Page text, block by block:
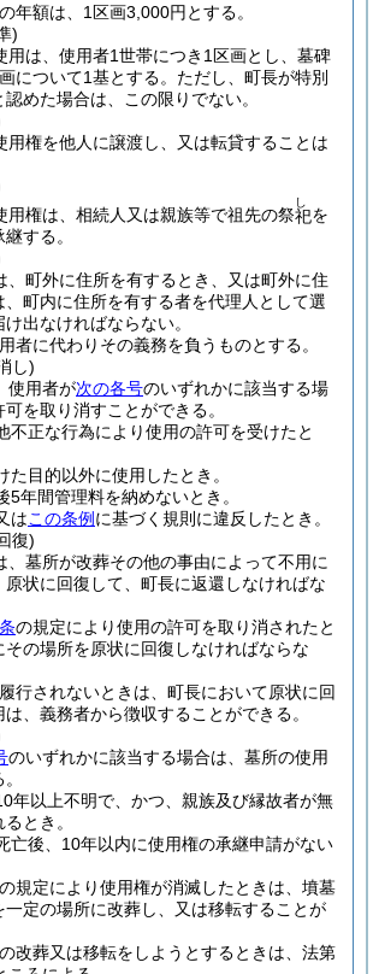
年額は、1区画3,000円とする。
)
用は、使用者1世帯につき1区画とし、墓碑
について1基とする。 ただし、町長が特別
めた場合は、この限りでない。
用権を他人に譲渡し、又は転貸することは
用権は、相続人又は親族等で祖先の祭祀
し
を
する。
、町外に住所を有するとき、又は町外に住
、町内に住所を有する者を代理人として選
出なければならない。
者に代わりその義務を負うものとする。
し)
使用者が次の各号のいずれかに該当する場
を取り消すことができる。
不正な行為により使用の許可を受けたと
た目的以外に使用したとき。
5年間管理料を納めないとき。
はこの条例 に基づく規則に違反したとき。
復)
、墓所が改葬その他の事由によって不用に
原状に回復して、町長に返還しなければな
の規定により使用の許可を取り消されたと
その場所を原状に回復しなければならな
行されないときは、町長において原状に回
、義務者から徴収することができる。
のいずれかに該当する場合は、墓所の使用
年以上不明で、かつ、親族及び縁故者が無
とき。
亡後、10年以内に使用権の承継申請がない
の規定により使用権が消滅したときは、墳墓
一定の場所に改葬し、又は移転することが
の改葬又は移転をしようとするときは、法第